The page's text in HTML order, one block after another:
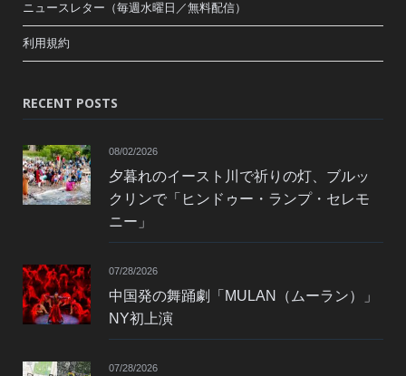
ニュースレター（毎週水曜日／無料配信）
利用規約
RECENT POSTS
08/02/2026
夕暮れのイースト川で祈りの灯、ブルッ
クリンで「ヒンドゥー・ランプ・セレモ
ニー」
07/28/2026
中国発の舞踊劇「MULAN（ムーラン）」
NY初上演
07/28/2026